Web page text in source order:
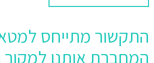
התקשור מתייחס
המחברת אותנו